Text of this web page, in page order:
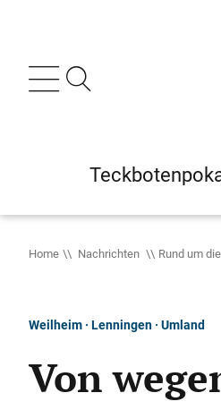
Home Nachrichten Rund um
Weilheim · Lenningen · Umland
Von